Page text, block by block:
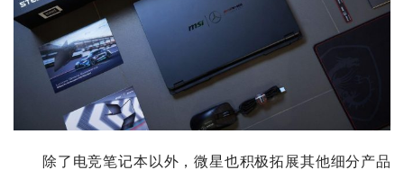
除了电竞笔记本以外，微星也积极拓展其他细分产品